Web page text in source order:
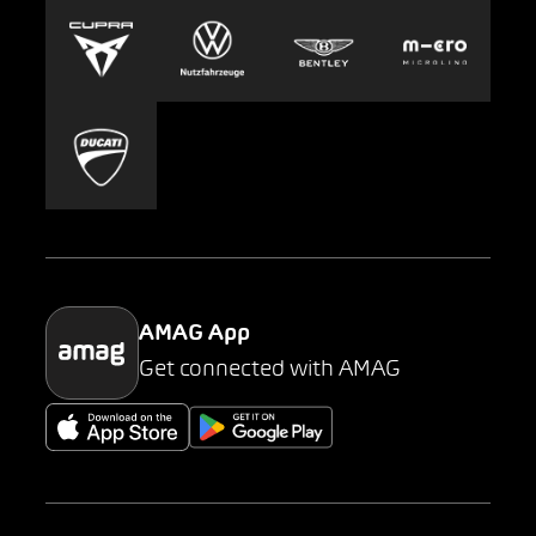
Europcar
Carsharing
Mobility-as-a-Service
Parking
Presse
AMAG App
Get connected with AMAG